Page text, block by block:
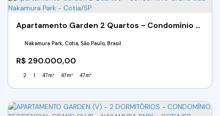
Apartamento Garden 2 Quartos - Condomínio Grand club - Nakamura Park - Cotia/SP
R$ 290.000,00
Nakamura Park, Cotia, São Paulo, Brasil
2 1 47m² 47m² 47m²